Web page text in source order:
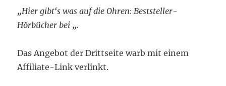
„Hier gibt‘s was auf die Ohren: Beststeller-
Hörbücher bei „.
Das Angebot der Drittseite warb mit einem
Affiliate-Link verlinkt.